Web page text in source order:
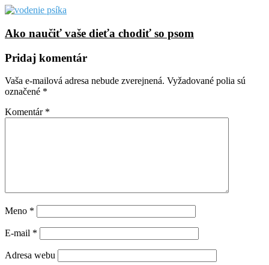
Ako naučiť vaše dieťa chodiť so psom
Pridaj komentár
Vaša e-mailová adresa nebude zverejnená. Vyžadované polia sú
označené *
Komentár *
Meno *
E-mail *
Adresa webu